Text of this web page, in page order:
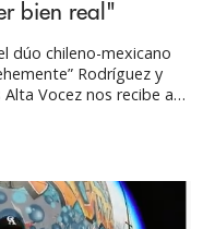
bien real"
dúo chileno-mexicano
Rodríguez y
Alta Vocez nos recibe a
musicales, cómo se